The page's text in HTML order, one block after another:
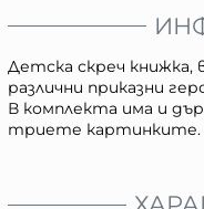
Детска скреч книжка,
различни приказни
В комплекта има и
триете картинките.